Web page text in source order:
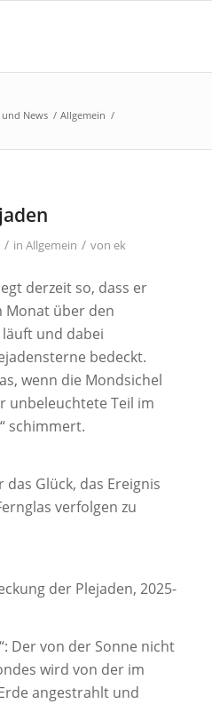
und News / Allgemein /
/ in Allgemein / von ek
derzeit so, dass er
Monat über den
läuft und dabei
bedeckt.
wenn die Mondsichel
unbeleuchtete Teil im
schimmert.
Glück, das Ereignis
verfolgen zu
der Plejaden, 2025-
Der von der Sonne nicht
wird von der im
angestrahlt und